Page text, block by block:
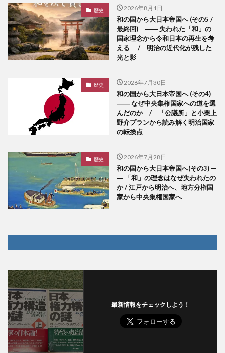
歴史 2026年8月1日
和の国から大日本帝国へ (その5 /
最終回) ―― 失われた「和」の
国家理念から令和日本の再生を考
える / 明治の近代化が残した
光と影
歴史 2026年7月30日
和の国から大日本帝国へ (その4)
―― なぜ中央集権国家への道を選
んだのか / 「公議所」と小栗上
野介プランから読み解く明治国家
の転換点
歴史 2026年7月28日
和の国から大日本帝国へ(その3) —
― 「和」の理念はなぜ失われたの
か / 江戸から明治へ、地方分権国
家から中央集権国家へ
最新情報をチェックしよう！